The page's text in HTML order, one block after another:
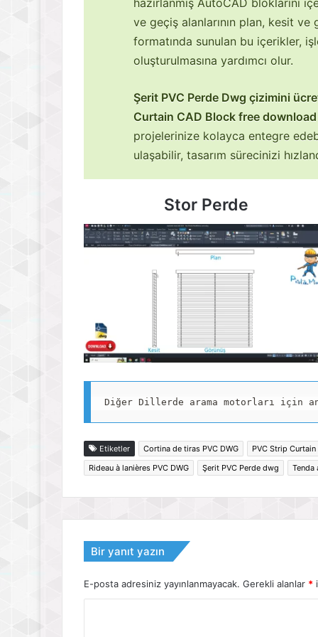
ve geçiş alanlarının plan, kesit ve
formatında sunulan bu içerikler,
oluşturulmasına yardımcı olur.
Şerit PVC Perde Dwg çizimini
Curtain CAD Block free
projelerinize kolayca entegre
ulaşabilir, tasarım sürecinizi
Stor Perde
Diğer Dillerde arama motorları için
Etiketler Cortina de tiras PVC DWG
PVC Strip Curtain
Rideau à lanières PVC DWG
Şerit PVC Perde dwg Tenda
Bir yanıt yazın
E-posta adresiniz yayınlanmayacak. Gerekli alanlar *